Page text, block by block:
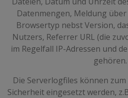
Datenmengen, Meldung
Browsertyp nebst Version,
Nutzers, Referrer URL (die
im Regelfall IP-Adressen und
gehören.
Die Serverlogfiles können
Sicherheit eingesetzt werden,